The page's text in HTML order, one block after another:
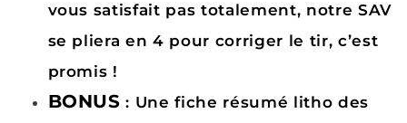
vous satisfait pas totalement, notre SAV
se pliera en 4 pour corriger le tir, c’est
promis !
BONUS : Une fiche résumé litho des